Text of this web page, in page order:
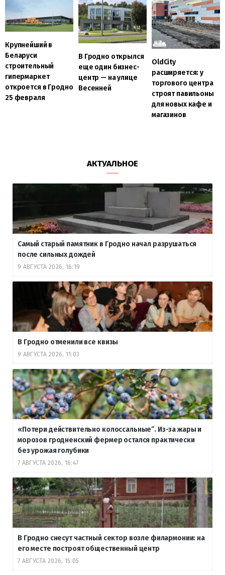
Крупнейший в
Беларуси
строительный
гипермаркет
откроется в Гродно
25 февраля
В Гродно открылся
еще один бизнес-
центр — на улице
Весенней
OldCity
расширяется: у
торгового центра
строят павильоны
для новых кафе и
магазинов
АКТУАЛЬНОЕ
Самый старый памятник в Гродно начал разрушаться
после сильных дождей
9 АВГУСТА 2026, 16:19
В Гродно отменили все квизы
9 АВГУСТА 2026, 11:03
«Потери действительно колоссальные”. Из-за жары и
морозов гродненский фермер остался практически
без урожая голубики
7 АВГУСТА 2026, 16:47
В Гродно снесут частный сектор возле филармонии: на
его месте построят общественный центр
7 АВГУСТА 2026, 15:05